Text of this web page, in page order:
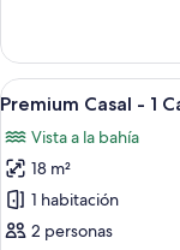
Twin
2
Solteiro
Ver
todas
las
fotos
de
Premium
6
Premium Casal - 1
Vista a la bahía
18 m²
1 habitación
2 personas